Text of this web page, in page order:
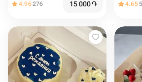
4.96276 15 000֏ 4.65